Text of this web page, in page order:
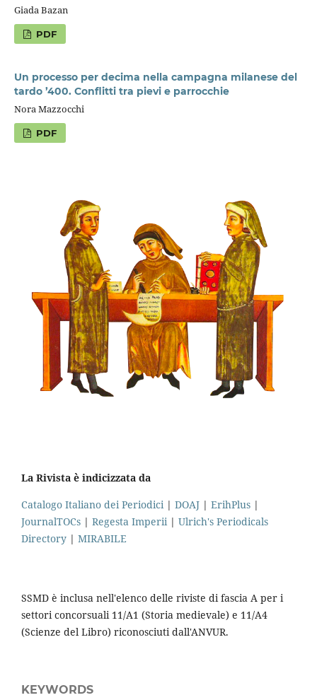
Giada Bazan
PDF
Un processo per decima nella campagna milanese del
tardo ’400. Conflitti tra pievi e parrocchie
Nora Mazzocchi
PDF
La Rivista è indicizzata da
Catalogo Italiano dei Periodici| DOAJ | ErihPlus |
JournalTOCs | Regesta Imperii| Ulrich's Periodicals
Directory | MIRABILE
SSMD è inclusa nell'elenco delle riviste di fascia A per i
settori concorsuali 11/A1 (Storia medievale) e 11/A4
(Scienze del Libro) riconosciuti dall'ANVUR.
KEYWORDS